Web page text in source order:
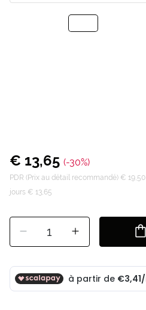
€ 13,65 (-30%)
PDR (Prix au détail recommandé) € 19,50
jours € 13,65
1